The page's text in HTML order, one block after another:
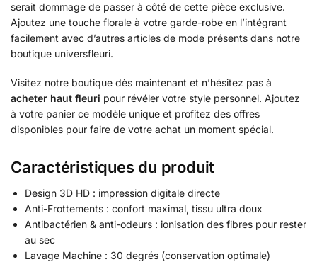
serait dommage de passer à côté de cette pièce exclusive.
Ajoutez une touche florale à votre garde-robe en l’intégrant
facilement avec d’autres articles de mode présents dans notre
boutique universfleuri.
Visitez notre boutique dès maintenant et n’hésitez pas à
acheter haut fleuri pour révéler votre style personnel. Ajoutez
à votre panier ce modèle unique et profitez des offres
disponibles pour faire de votre achat un moment spécial.
Caractéristiques du produit
Design 3D HD : impression digitale directe
Anti-Frottements : confort maximal, tissu ultra doux
Antibactérien & anti-odeurs : ionisation des fibres pour rester
au sec
Lavage Machine : 30 degrés (conservation optimale)